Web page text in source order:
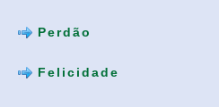
Perdão
Felicidade